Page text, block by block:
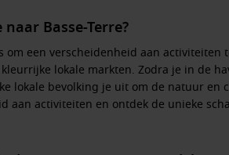
Basse-Terre?
om een verscheidenheid aan
lokale markten. Zodra je in de
lokale bevolking je uit om de natuur en
aan activiteiten en ontdek de unieke